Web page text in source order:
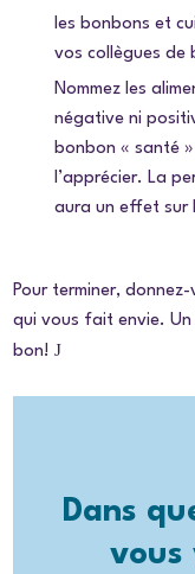
les bonbons et
vos collègues de
Nommez les
négative ni
bonbon « santé
l’apprécier. La
aura un effet sur
Pour terminer,
qui vous fait envie. Un
bon!J
Dans
vous